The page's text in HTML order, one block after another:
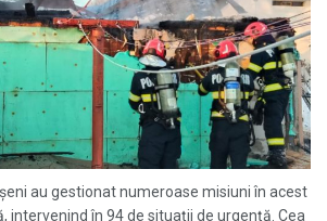
au gestionat numeroase misiuni în acest
intervenind în 94 de situații de urgență. Cea